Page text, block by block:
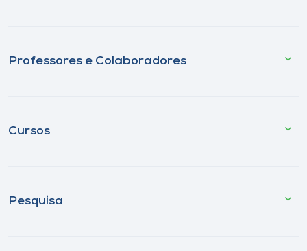
Professores e Colaboradores
Cursos
Pesquisa